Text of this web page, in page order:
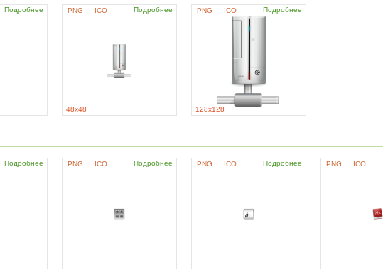
Подробнее PNG ICO Подробнее
48x48
PNG ICO Подробнее
128x128
Подробнее PNG ICO Подробнее PNG ICO Подробнее PNG ICO